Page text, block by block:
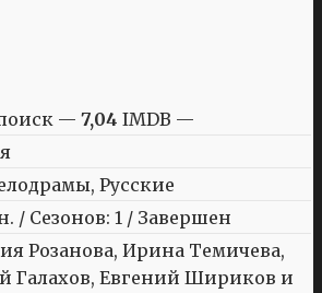
— 7,04 IMDB —
Русские
/ Сезонов: 1 / Завершен
Розанова, Ирина Темичева,
Галахов, Евгений Шириков и